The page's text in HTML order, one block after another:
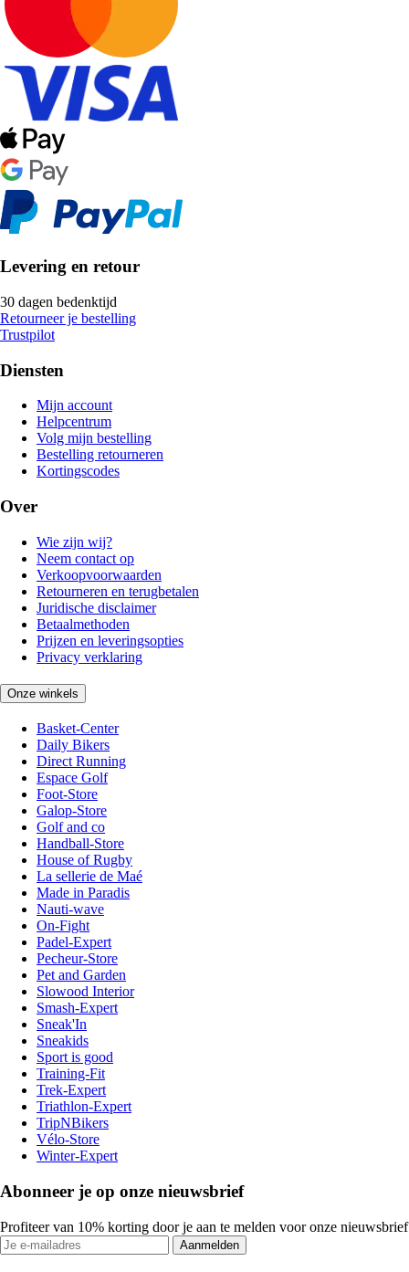
Levering en retour
30 dagen bedenktijd
Retourneer je bestelling
Trustpilot
Diensten
Mijn account
Helpcentrum
Volg mijn bestelling
Bestelling retourneren
Kortingscodes
Over
Wie zijn wij?
Neem contact op
Verkoopvoorwaarden
Retourneren en terugbetalen
Juridische disclaimer
Betaalmethoden
Prijzen en leveringsopties
Privacy verklaring
Onze winkels
Basket-Center
Daily Bikers
Direct Running
Espace Golf
Foot-Store
Galop-Store
Golf and co
Handball-Store
House of Rugby
La sellerie de Maé
Made in Paradis
Nauti-wave
On-Fight
Padel-Expert
Pecheur-Store
Pet and Garden
Slowood Interior
Smash-Expert
Sneak'In
Sneakids
Sport is good
Training-Fit
Trek-Expert
Triathlon-Expert
TripNBikers
Vélo-Store
Winter-Expert
Abonneer je op onze nieuwsbrief
Profiteer van 10% korting door je aan te melden voor onze nieuwsbrief
Aanmelden